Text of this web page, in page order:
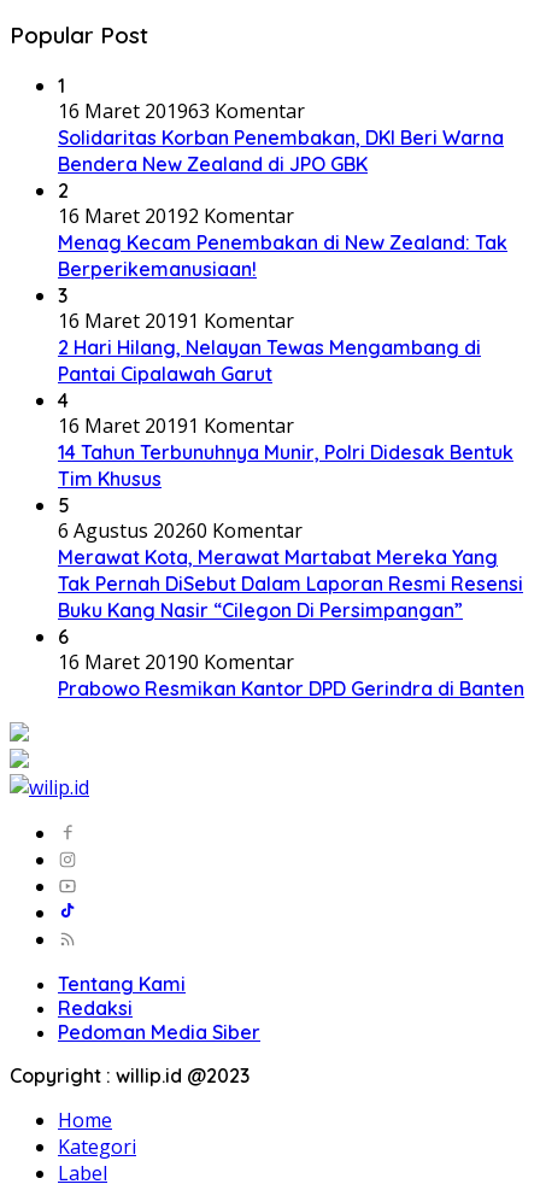
Popular Post
1
16 Maret 201963 Komentar
Solidaritas Korban Penembakan, DKI Beri Warna
Bendera New Zealand di JPO GBK
2
16 Maret 20192 Komentar
Menag Kecam Penembakan di New Zealand: Tak
Berperikemanusiaan!
3
16 Maret 20191 Komentar
2 Hari Hilang, Nelayan Tewas Mengambang di
Pantai Cipalawah Garut
4
16 Maret 20191 Komentar
14 Tahun Terbunuhnya Munir, Polri Didesak Bentuk
Tim Khusus
5
6 Agustus 20260 Komentar
Merawat Kota, Merawat Martabat Mereka Yang
Tak Pernah DiSebut Dalam Laporan Resmi Resensi
Buku Kang Nasir “Cilegon Di Persimpangan”
6
16 Maret 20190 Komentar
Prabowo Resmikan Kantor DPD Gerindra di Banten
Tentang Kami
Redaksi
Pedoman Media Siber
Copyright : willip.id @2023
Home
Kategori
Label